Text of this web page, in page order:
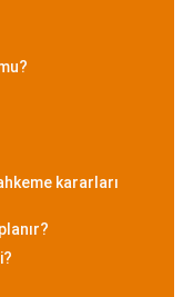
kararları